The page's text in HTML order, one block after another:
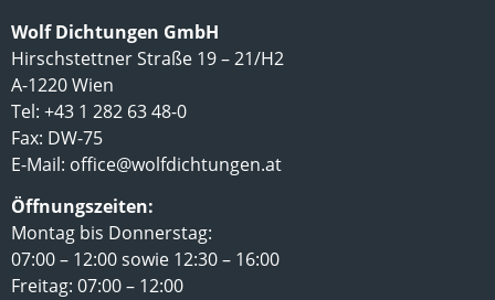
Wolf Dichtungen GmbH
Hirschstettner Straße 19 – 21/H2
A-1220 Wien
Tel: +43 1 282 63 48-0
Fax: DW-75
E-Mail: office@wolfdichtungen.at
Öffnungszeiten:
Montag bis Donnerstag:
07:00 – 12:00 sowie 12:30 – 16:00
Freitag: 07:00 – 12:00